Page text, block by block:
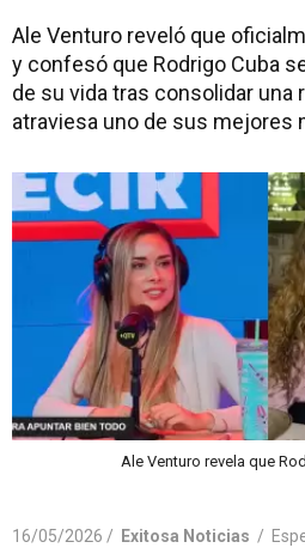
Ale Venturo reveló que
y confesó que Rodrigo Cuba
de su vida tras consolidar una
atraviesa uno de sus mejores
Ale Venturo revela que
16/05/2026 / Exitosa Noticias /